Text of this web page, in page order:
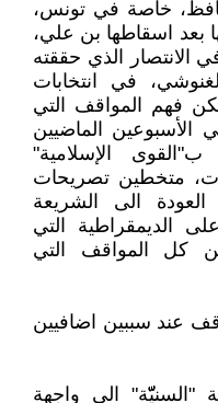
خاصة في تونس،
أقامتها بعد اسقاطها بن علي،
الذي حققته
في انتخابات
فهم المواقف التي
الأسبوعين الماضيين
ب"القوى الإسلامية"
متخطين تصريحات
العودة الى الشريعة
الديمقراطية التي
كل المواقف التي
عند سببين اضافيين
"السنيّّّّة" الى واجهة